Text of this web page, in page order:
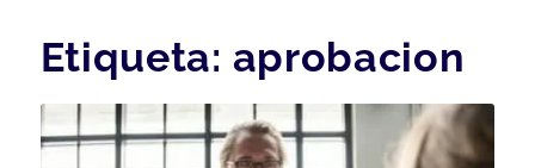
Etiqueta: aprobacion